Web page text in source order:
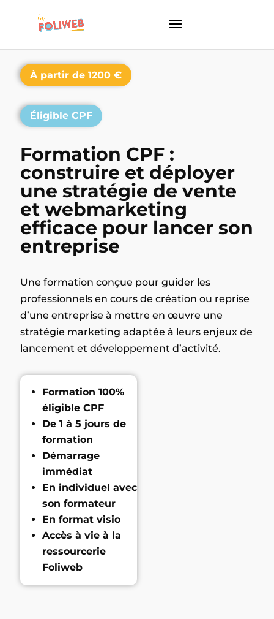
À partir de 1200 €
Éligible CPF
Formation CPF :
construire et déployer
une stratégie de vente
et webmarketing
efficace pour lancer son
entreprise
Une formation conçue pour guider les
professionnels en cours de création ou reprise
d’une entreprise à mettre en œuvre une
stratégie marketing adaptée à leurs enjeux de
lancement et développement d’activité.
Formation 100%
éligible CPF
De 1 à 5 jours de
formation
Démarrage
immédiat
En individuel avec
son formateur
En format visio
Accès à vie à la
ressourcerie
Foliweb